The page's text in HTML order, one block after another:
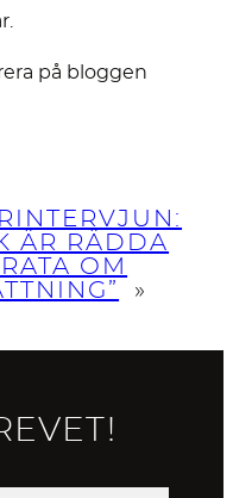
på bloggen
ÄR RÄDDA
OM
»